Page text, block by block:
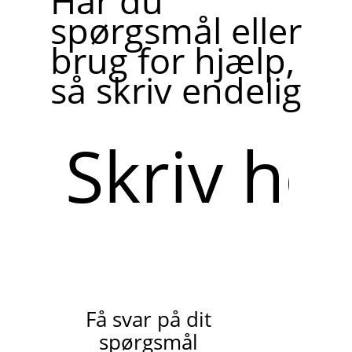
spørgsmål eller
brug for hjælp,
så skriv endelig
her
Få svar på dit
spørgsmål